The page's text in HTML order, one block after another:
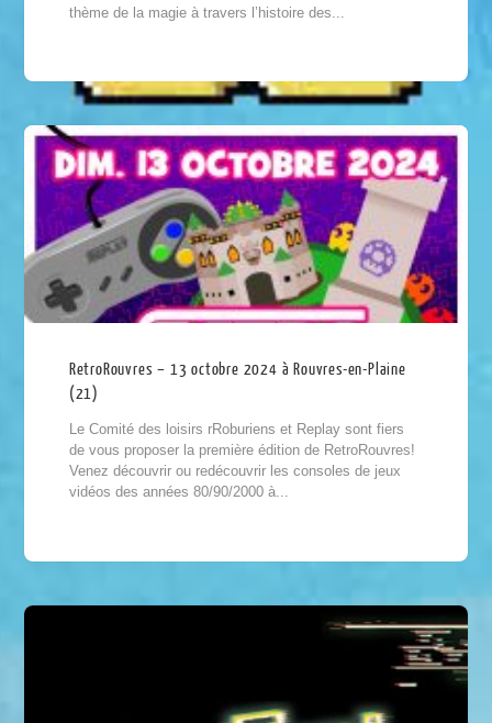
thème de la magie à travers l’histoire des...
RetroRouvres – 13 octobre 2024 à Rouvres-en-Plaine
(21)
Le Comité des loisirs rRoburiens et Replay sont fiers
de vous proposer la première édition de RetroRouvres!
Venez découvrir ou redécouvrir les consoles de jeux
vidéos des années 80/90/2000 à...